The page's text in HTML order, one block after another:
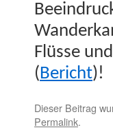
Flüsse
(Bericht)!
Dieser Beitrag
Permalink.